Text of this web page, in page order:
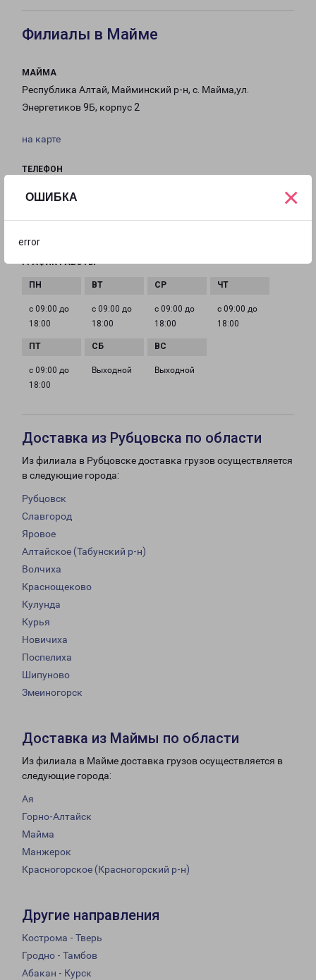
ОШИБКА
error
×
Филиалы в Майме
МАЙМА
Республика Алтай, Майминский р-н, с. Майма,ул.
Энергетиков 9Б, корпус 2
на карте
ТЕЛЕФОН
ГРАФИК РАБОТЫ
с 09:00 до
18:00
с 09:00 до
18:00
с 09:00 до
18:00
с 09:00 до
18:00
с 09:00 до
18:00
Выходной Выходной
Доставка из Рубцовска по области
Из филиала в Рубцовске доставка грузов осуществляется
в следующие города:
Рубцовск
Славгород
Яровое
Алтайское (Табунский р-н)
Волчиха
Краснощеково
Кулунда
Курья
Новичиха
Поспелиха
Шипуново
Змеиногорск
Доставка из Маймы по области
Из филиала в Майме доставка грузов осуществляется в
следующие города:
Ая
Горно-Алтайск
Майма
Манжерок
Красногорское (Красногорский р-н)
Другие направления
Кострома - Тверь
Гродно - Тамбов
Абакан - Курск